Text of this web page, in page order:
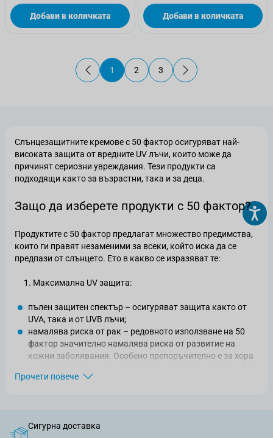
Добави в количката Добави в количката
В момента четете страница
1
Страница
2
Страница
3
Слънцезащитните кремове с 50 фактор осигуряват най-
високата защита от вредните UV лъчи, които може да
причинят сериозни увреждания. Тези продукти са
подходящи както за възрастни, така и за деца.
Защо да изберете продукти с 50 фактор?
Продуктите с 50 фактор предлагат множество предимства,
които ги правят незаменими за всеки, който иска да се
предпази от слънцето. Ето в какво се изразяват те:
1. Максимална UV защита:
пълен защитен спектър – осигуряват защита както от
UVA, така и от UVB лъчи;
намалява риска от рак – редовното използване на 50
фактор значително намалява риска от развитие на
кожни заболявания. Особено препоръчително е за хора
време на открито;
Прочети повече
Сигурна доставка